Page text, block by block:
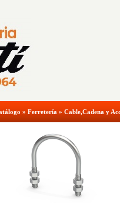
» Ferretería » Cable,Cadena y